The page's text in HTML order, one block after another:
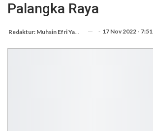
Palangka Raya
- 17 Nov 2022 - 7:51